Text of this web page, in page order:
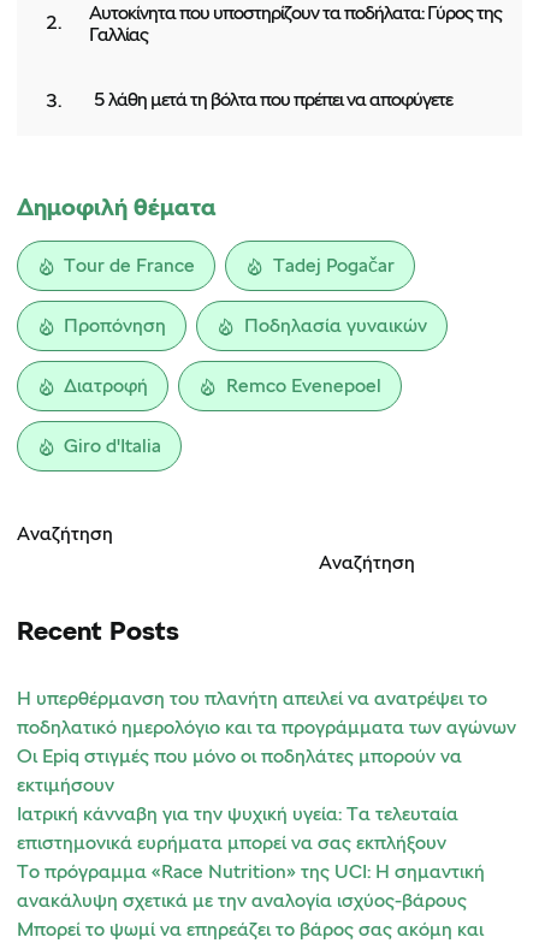
Αυτοκίνητα που υποστηρίζουν τα ποδήλατα: Γύρος της
Γαλλίας
5 λάθη μετά τη βόλτα που πρέπει να αποφύγετε
Δημοφιλή θέματα
Tour de France Tadej Pogačar
Προπόνηση Ποδηλασία γυναικών
Διατροφή Remco Evenepoel
Giro d'Italia
Αναζήτηση
Αναζήτηση
Recent Posts
Η υπερθέρμανση του πλανήτη απειλεί να ανατρέψει το
ποδηλατικό ημερολόγιο και τα προγράμματα των αγώνων
Οι Epiq στιγμές που μόνο οι ποδηλάτες μπορούν να
εκτιμήσουν
Ιατρική κάνναβη για την ψυχική υγεία: Τα τελευταία
επιστημονικά ευρήματα μπορεί να σας εκπλήξουν
Το πρόγραμμα «Race Nutrition» της UCI: Η σημαντική
ανακάλυψη σχετικά με την αναλογία ισχύος-βάρους
Μπορεί το ψωμί να επηρεάζει το βάρος σας ακόμη και